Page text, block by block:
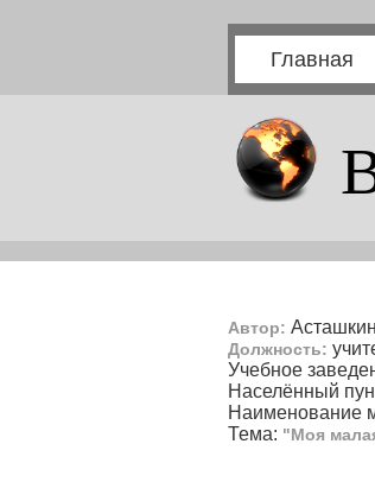
Главная
Автор:
Должность:
Учебное
Населённый
Наименование
Тема: "Моя